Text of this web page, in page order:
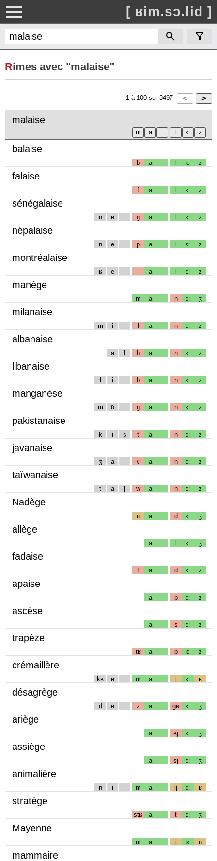
[ ʁim.sɔ.lid ]
Rimes avec "malaise"
1 à 100 sur 3497
malaise
balaise
b a l ɛ z
falaise
f a l ɛː z
sénégalaise
n e g a l ɛː z
népalaise
n e p a l ɛː z
montréalaise
ʁ e a l ɛː z
manège
m a n ɛː ʒ
milanaise
m i l a n ɛː z
albanaise
a l b a n ɛː z
libanaise
l i b a n ɛː z
manganèse
m ɑ̃ g a n ɛː z
pakistanaise
k i s t a n ɛː z
javanaise
ʒ a v a n ɛː z
taïwanaise
t a j w a n ɛː z
Nadège
n a d ɛː ʒ
allège
a l ɛː ʒ
fadaise
f a d ɛː z
apaise
a p ɛː z
ascèse
a s ɛː z
trapèze
tʁ a p ɛ z
crémaillère
kʁ e m a j ɛː ʁ
désagrège
d e z a gʁ ɛː ʒ
ariège
a ʁj ɛː ʒ
assiège
a sj ɛː ʒ
animalière
n i m a lj ɛː ʁ
stratège
stʁ a t ɛː ʒ
Mayenne
m a j ɛ n
mammaire